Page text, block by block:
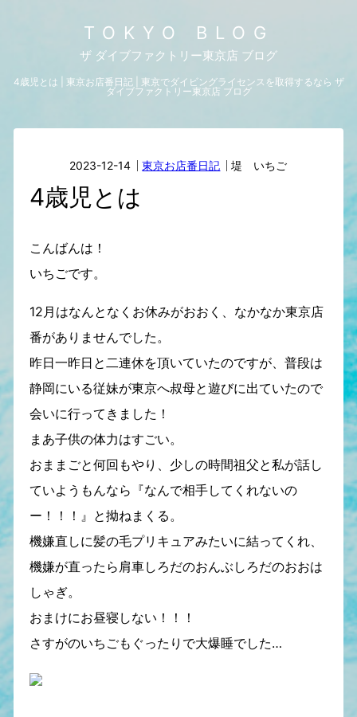
TOKYO BLOG
ザ ダイブファクトリー東京店 ブログ
4歳児とは | 東京お店番日記 | 東京でダイビングライセンスを取得するなら ザ
ダイブファクトリー東京店 ブログ
2023-12-14 東京お店番日記 堤 いちご
4歳児とは
こんばんは！
いちごです。
12月はなんとなくお休みがおおく、なかなか東京店
番がありませんでした。
昨日一昨日と二連休を頂いていたのですが、普段は
静岡にいる従妹が東京へ叔母と遊びに出ていたので
会いに行ってきました！
まあ子供の体力はすごい。
おままごと何回もやり、少しの時間祖父と私が話し
ていようもんなら『なんで相手してくれないの
ー！！！』と拗ねまくる。
機嫌直しに髪の毛プリキュアみたいに結ってくれ、
機嫌が直ったら肩車しろだのおんぶしろだのおおは
しゃぎ。
おまけにお昼寝しない！！！
さすがのいちごもぐったりで大爆睡でした…